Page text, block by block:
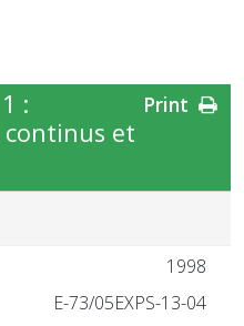
:
continus et
1998
13-04-E-73/05EXPS